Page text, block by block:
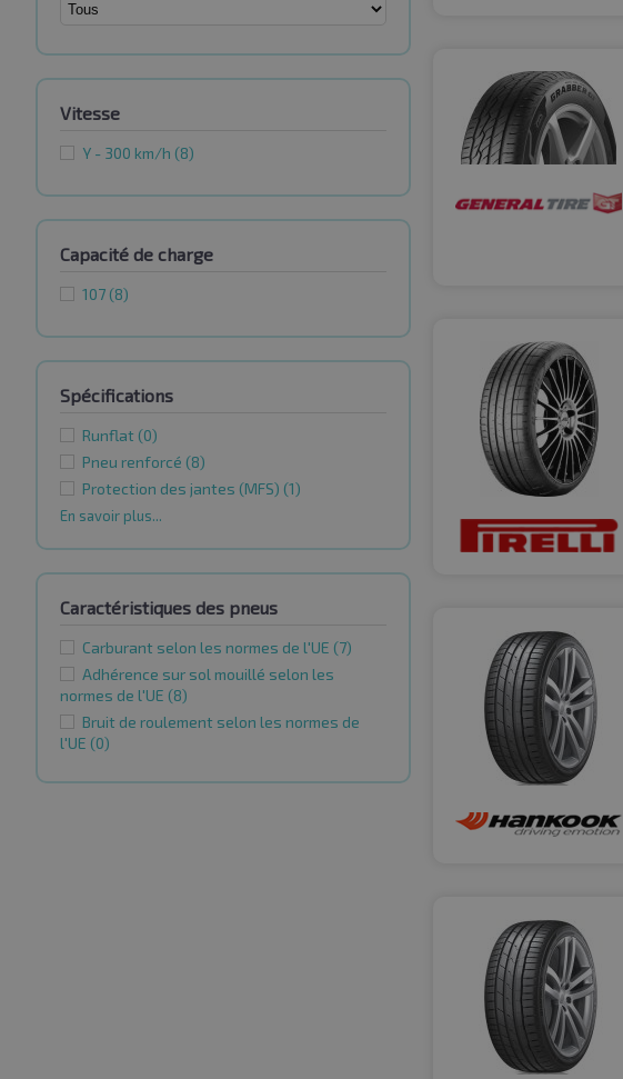
Vitesse
Y - 300 km/h (8)
Capacité de charge
107 (8)
Spécifications
Runflat (0)
Pneu renforcé (8)
Protection des jantes (MFS) (1)
En savoir plus...
Caractéristiques des pneus
Carburant selon les normes de l'UE (7)
Adhérence sur sol mouillé selon les
normes de l'UE (8)
Bruit de roulement selon les normes de
l'UE (0)